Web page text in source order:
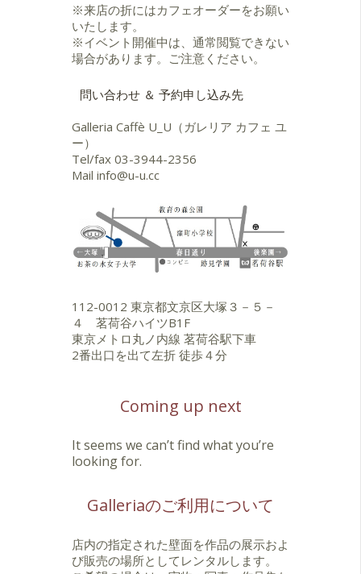
※来店の折にはカフェオーダーをお願い
いたします。
※イベント開催中は、通常閲覧できない
場合があります。ご注意ください。
問い合わせ ＆ 予約申し込み先
Galleria Caffè U_U（ガレリア カフェ ユ
ー）
Tel/fax 03-3944-2356
Mail info@u-u.cc
112-0012 東京都文京区大塚３－５－
４ 茗荷谷ハイツB1F
東京メトロ丸ノ内線 茗荷谷駅下車
2番出口を出て左折 徒歩４分
Coming up next
It seems we can’t find what you’re
looking for.
Galleriaのご利用について
店内の指定された壁面を作品の展示およ
び販売の場所としてレンタルします。